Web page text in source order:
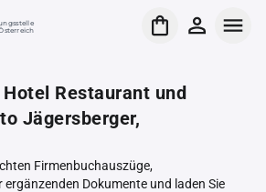
Restaurant und
Jägersberger,
Firmenbuchauszüge,
Dokumente und laden Sie